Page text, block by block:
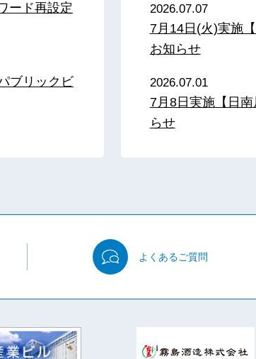
ード再設定
ブリックビ
2026.07.07
7月14日(火)実施
お知らせ
2026.07.01
7月8日実施【日
らせ
よくあるご質問